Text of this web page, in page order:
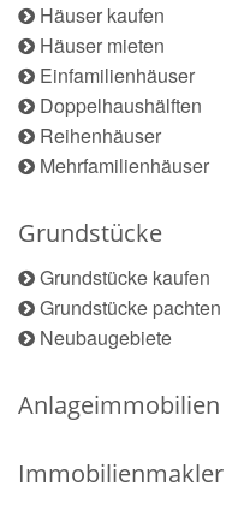
Häuser kaufen
Häuser mieten
Einfamilienhäuser
Doppelhaushälften
Reihenhäuser
Mehrfamilienhäuser
Grundstücke
Grundstücke kaufen
Grundstücke pachten
Neubaugebiete
Anlageimmobilien
Immobilienmakler